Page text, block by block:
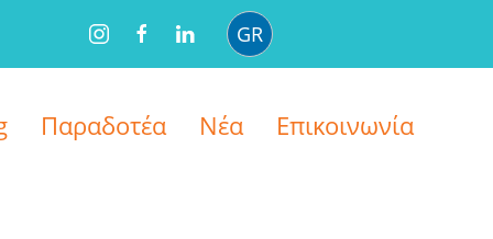
GR
Παραδοτέα Νέα Επικοινωνία